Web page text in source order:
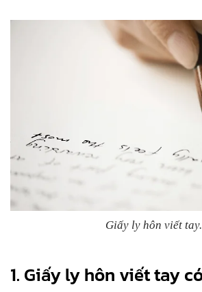
Giấy ly hôn viết tay.
1. Giấy ly hôn viết tay